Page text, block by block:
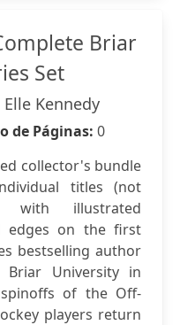
Briar
Set
Elle Kennedy
de Páginas: 0
collector's bundle
titles (not
with illustrated
edges on the first
bestselling author
Briar University in
of the Off-
players return